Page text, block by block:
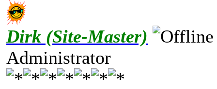
Dirk (Site-Master)
Administrator